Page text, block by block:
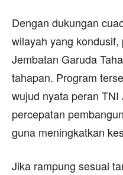
Dengan dukungan
wilayah yang
Jembatan Garuda
tahapan. Program
wujud nyata peran
percepatan
guna meningkatkan
Jika rampung sesuai